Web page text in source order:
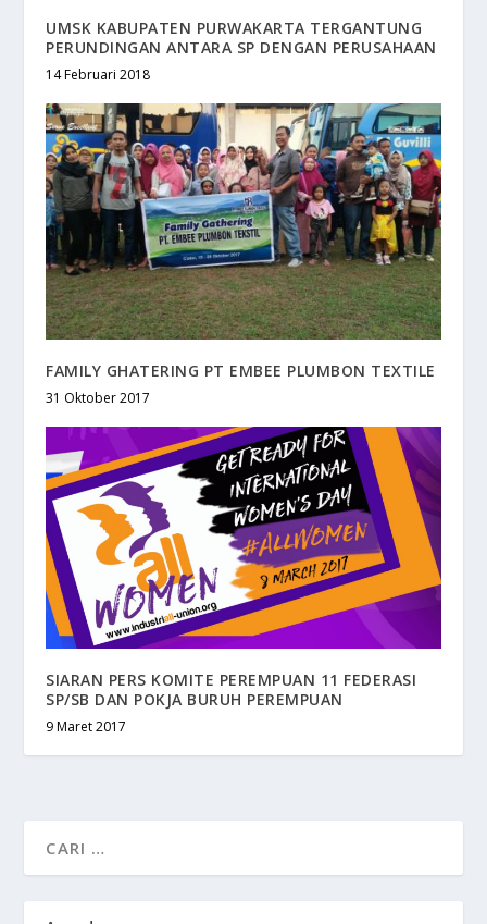
UMSK KABUPATEN PURWAKARTA TERGANTUNG
PERUNDINGAN ANTARA SP DENGAN PERUSAHAAN
14 Februari 2018
FAMILY GHATERING PT EMBEE PLUMBON TEXTILE
31 Oktober 2017
SIARAN PERS KOMITE PEREMPUAN 11 FEDERASI
SP/SB DAN POKJA BURUH PEREMPUAN
9 Maret 2017